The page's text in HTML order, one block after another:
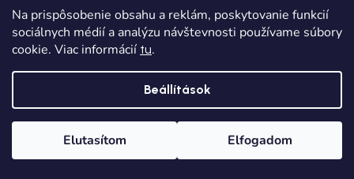
Na prispôsobenie obsahu a reklám, poskytovanie funkcií
sociálnych médií a analýzu návštevnosti používame súbory
cookie. Viac informácií tu.
Beállítások
Elutasítom Elfogadom